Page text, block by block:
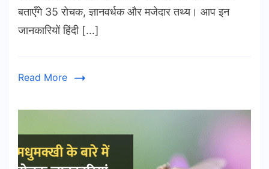
बताएँगे 35 रोचक, ज्ञानवर्धक और मजेदार तथ्य। आप इन
जानकारियों हिंदी […]
Read More